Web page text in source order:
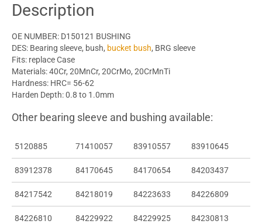
Description
OE NUMBER: D150121 BUSHING
DES: Bearing sleeve, bush, bucket bush, BRG sleeve
Fits: replace Case
Materials: 40Cr, 20MnCr, 20CrMo, 20CrMnTi
Hardness: HRC= 56-62
Harden Depth: 0.8 to 1.0mm
Other bearing sleeve and bushing available:
5120885 71410057 83910557 83910645
83912378 84170645 84170654 84203437
84217542 84218019 84223633 84226809
84226810 84229922 84229925 84230813